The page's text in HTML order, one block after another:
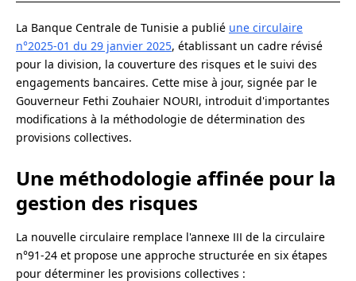
La Banque Centrale de Tunisie a publié une circulaire
n°2025-01 du 29 janvier 2025, établissant un cadre révisé
pour la division, la couverture des risques et le suivi des
engagements bancaires. Cette mise à jour, signée par le
Gouverneur Fethi Zouhaier NOURI, introduit d'importantes
modifications à la méthodologie de détermination des
provisions collectives.
Une méthodologie affinée pour la
gestion des risques
La nouvelle circulaire remplace l'annexe III de la circulaire
n°91-24 et propose une approche structurée en six étapes
pour déterminer les provisions collectives :